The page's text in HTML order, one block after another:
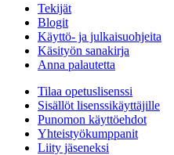
Tekijät
Blogit
Käyttö- ja julkaisuohjeita
Käsityön sanakirja
Anna palautetta
Tilaa opetuslisenssi
Sisällöt lisenssikäyttäjille
Punomon käyttöehdot
Yhteistyökumppanit
Liity jäseneksi